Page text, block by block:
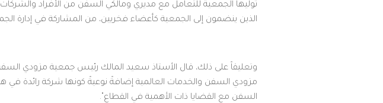
توليها الجمعية للتعامل مع مديري ومالكي السفن من الأفراد
الذين ينضمون إلى الجمعية كأعضاء فخريين، من المشاركة في إدارة
مزودي السفن والخدمات العالمية إضافةً نوعيةً كونها شركة رائدة
السفن مع القضايا ذات الأهمية في القطاع".